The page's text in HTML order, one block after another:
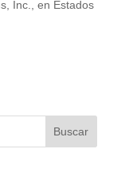
Inc., en Estados